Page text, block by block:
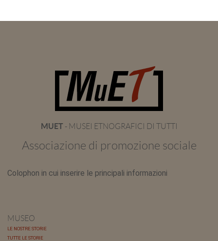
MUET - MUSEI ETNOGRAFICI DI TUTTI
Associazione di promozione sociale
Colophon in cui inserire le principali informazioni
MUSEO
LE NOSTRE STORIE
TUTTE LE STORIE